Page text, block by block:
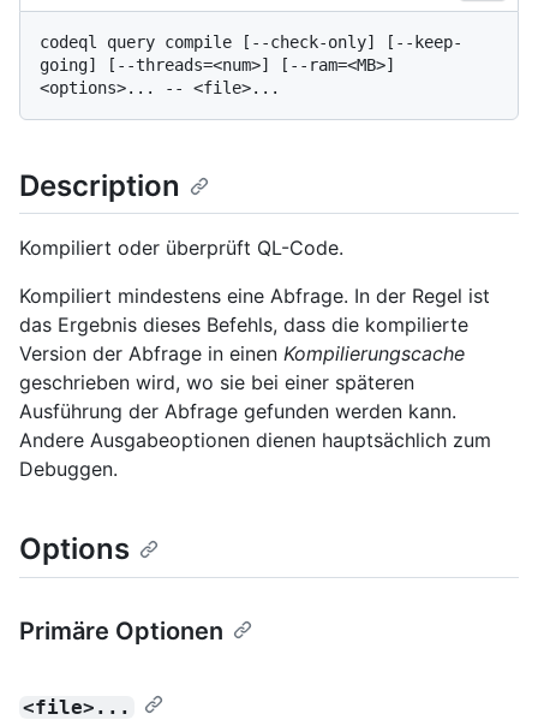
codeql query compile [--check-only] [--keep-
going] [--threads=<num>] [--ram=<MB>]
Description
Kompiliert oder überprüft QL-Code.
Kompiliert mindestens eine Abfrage. In der Regel ist
das Ergebnis dieses Befehls, dass die kompilierte
Version der Abfrage in einen Kompilierungscache
geschrieben wird, wo sie bei einer späteren
Ausführung der Abfrage gefunden werden kann.
Andere Ausgabeoptionen dienen hauptsächlich zum
Debuggen.
Options
Primäre Optionen
<file>...